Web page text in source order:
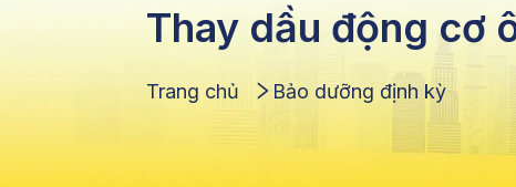
Thay dầu động cơ
Trang chủ Bảo dưỡng định kỳ